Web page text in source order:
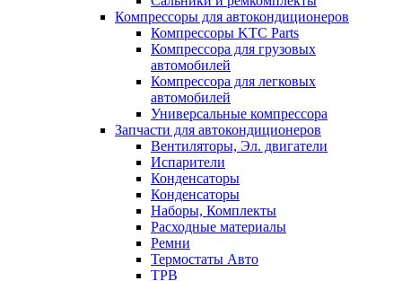
Компрессоры для автокондиционеров
Компрессоры KTC Parts
Компрессора для грузовых
автомобилей
Компрессора для легковых
автомобилей
Универсальные компрессора
Запчасти для автокондиционеров
Вентиляторы, Эл. двигатели
Испарители
Конденсаторы
Конденсаторы
Наборы, Комплекты
Расходные материалы
Ремни
Термостаты Авто
ТРВ